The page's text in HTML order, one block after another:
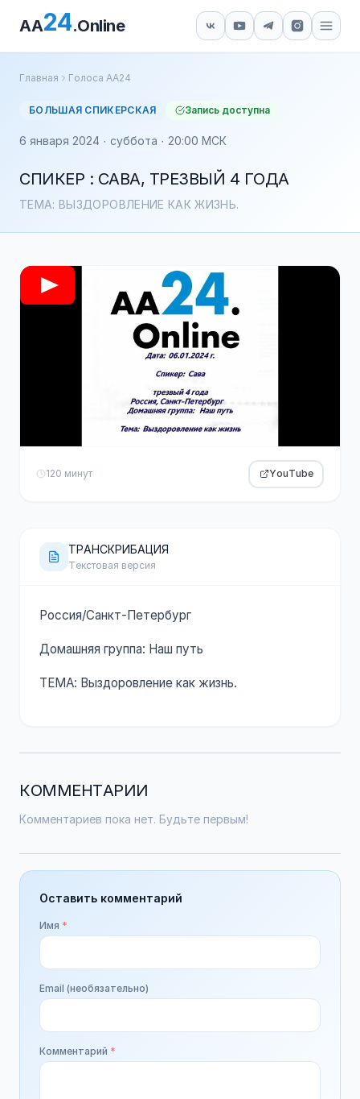
AA24.Online
Главная Голоса АА24
БОЛЬШАЯ СПИКЕРСКАЯ Запись доступна
6 января 2024 · суббота · 20:00 МСК
СПИКЕР : САВА, ТРЕЗВЫЙ 4 ГОДА
ТЕМА: ВЫЗДОРОВЛЕНИЕ КАК ЖИЗНЬ.
120 минут YouTube
ТРАНСКРИБАЦИЯ
Текстовая версия
Россия/Санкт-Петербург
Домашняя группа: Наш путь
ТЕМА: Выздоровление как жизнь.
КОММЕНТАРИИ
Комментариев пока нет. Будьте первым!
Оставить комментарий
Имя *
Email (необязательно)
Комментарий *